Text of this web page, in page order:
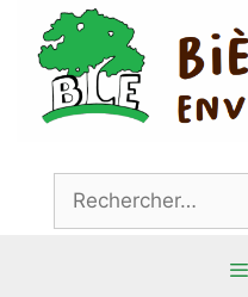
contenu